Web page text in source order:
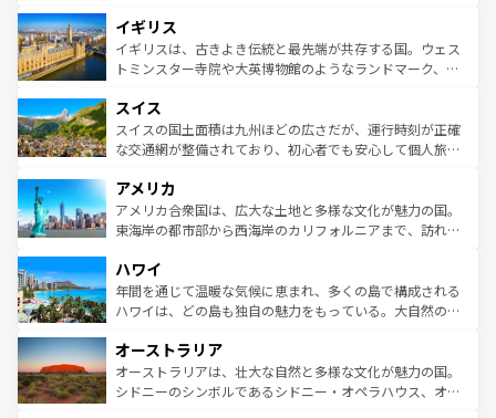
いる。シャンパンの発祥地であるランス、プロヴァンスの
香り高いラベンダー畑など、多彩な楽しみ方が可能だ。さ
らに、パリ以外の地域にも魅力が溢れており、どの街角に
れる地方に足を運ぶとそれぞれで全く異なる文化を体験で
きるだろう。 なお、新着のフランス情報はコンテンツ一覧
を参照してほしい。
顔を持つこの国は、どこを歩いても飽きることがない。ベ
ルリンの文化的活気、バイエルン州のアルプスの絶景、そ
してライン川沿いのワイン畑といった風景は必見。ビール
は、お酒好きな人にはぜひ体験してほしい。 なお、新着の
ドイツ情報はコンテンツ一覧を参照してほしい。
イギリス
イギリスは、古きよき伝統と最先端が共存する国。ウェス
トミンスター寺院や大英博物館のようなランドマーク、歴
リアごとに異なる魅力がある。また、優雅なアフタヌーン
ティー、ビール好きにはたまらない英国パブ、サッカー観
戦など、本場だからこそできる体験も豊富。イギリスを旅
ンツ一覧を参照してほしい。
スイス
スイスの国土面積は九州ほどの広さだが、運行時刻が正確
な交通網が整備されており、初心者でも安心して個人旅行
の建物がそのまま残る町や、スイスならではのユニークな
博物館もあり、アルプス観光だけでなく町歩きも満喫する
ことができる。国民の所得が高いため物価も高いが、旅行
ば市内交通費無料で観光を楽しむこともできる。 なお、新
着のスイス情報はコンテンツ一覧 を参照してほしい。
アメリカ
アメリカ合衆国は、広大な土地と多様な文化が魅力の国。
東海岸の都市部から西海岸のカリフォルニアまで、訪れる
のような巨大都市は、観光、ショッピング、エンターテイ
ンメントが詰まった刺激的なスポットだ。一方、アメリカ
西部には大自然が広がり、グランドキャニオンやイエロー
部のニューオーリンズでは、音楽と美食が融合した独特の
文化が魅力。旅行者はアメリカの各地域で異なる魅力を楽
しみながら、その多様性と豊かな歴史を感じることができ
ハワイ
年間を通じて温暖な気候に恵まれ、多くの島で構成される
ハワイは、どの島も独自の魅力をもっている。大自然の神
ワイ島は見逃せない。また、定番の観光地といえばオアフ
島だが、静かな自然を求めるならマウイ島やカウアイ島が
おすすめ。エメラルドグリーンに輝く海をはじめ、豊かな
オーストラリア
オーストラリアは、壮大な自然と多様な文化が魅力の国。
シドニーのシンボルであるシドニー・オペラハウス、オー